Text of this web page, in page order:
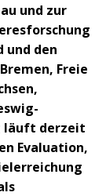
und zur
und den
Freie
läuft derzeit
Evaluation,